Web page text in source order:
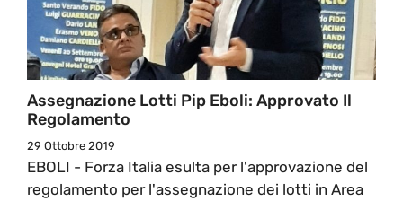
Assegnazione Lotti Pip Eboli: Approvato Il
Regolamento
29 Ottobre 2019
EBOLI - Forza Italia esulta per l'approvazione del
regolamento per l'assegnazione dei lotti in Area